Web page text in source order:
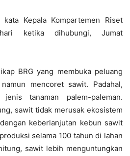
kata Kepala Kompartemen Riset
ketika dihubungi, Jumat
BRG yang membuka peluang
mencoret sawit. Padahal,
jenis tanaman palem-paleman.
sawit tidak merusak ekosistem
keberlanjutan kebun sawit
selama 100 tahun di lahan
sawit lebih menguntungkan